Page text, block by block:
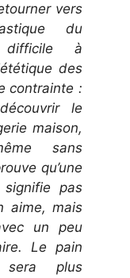
vers
du
difficile à
des
contrainte :
le
maison,
sans
qu’une
signifie pas
aime, mais
un peu
Le pain
sera plus